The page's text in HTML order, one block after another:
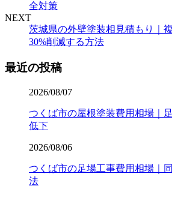
全対策
NEXT
茨城県の外壁塗装相見積もり｜
30%削減する方法
最近の投稿
2026/08/07
つくば市の屋根塗装費用相場｜
低下
2026/08/06
つくば市の足場工事費用相場｜
法